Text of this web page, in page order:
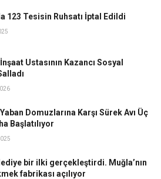
123 Tesisin Ruhsatı İptal Edildi
Ustasının Kazancı Sosyal
Domuzlarına Karşı Sürek Avı Üç
Başlatılıyor
bir ilki gerçekleştirdi. Muğla’nın
fabrikası açılıyor